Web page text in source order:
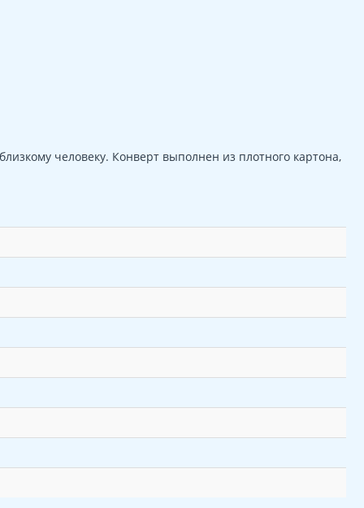
человеку. Конверт выполнен из плотного картона,